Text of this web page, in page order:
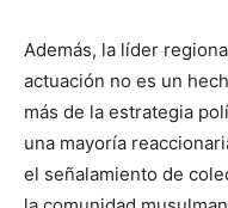
Además, la líder
actuación no es un
más de la estrategia
una mayoría
el señalamiento de